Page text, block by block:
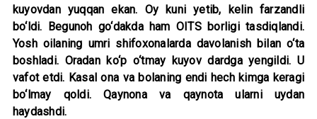
kuyovdan yuqqan ekan. Oy kuni yetib, kelin farzandli
bo‘ldi. Begunoh go‘dakda ham OITS borligi tasdiqlandi.
Yosh oilaning umri shifoxonalarda davolanish bilan o‘ta
boshladi. Oradan ko‘p o‘tmay kuyov dardga yengildi. U
vafot etdi. Kasal ona va bolaning endi hech kimga keragi
bo‘lmay qoldi. Qaynona va qaynota ularni uydan
haydashdi.